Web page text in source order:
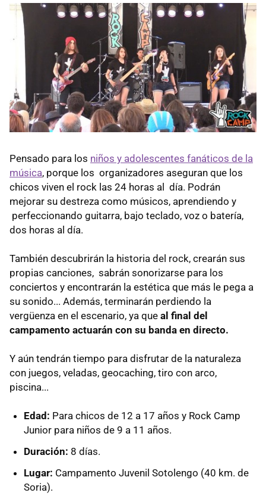
Pensado para los niños y adolescentes fanáticos de la
música, porque los organizadores aseguran que los
chicos viven el rock las 24 horas al día. Podrán
mejorar su destreza como músicos, aprendiendo y
perfeccionando guitarra, bajo teclado, voz o batería,
dos horas al día.
También descubrirán la historia del rock, crearán sus
propias canciones, sabrán sonorizarse para los
conciertos y encontrarán la estética que más le pega a
su sonido... Además, terminarán perdiendo la
vergüenza en el escenario, ya que al final del
campamento actuarán con su banda en directo.
Y aún tendrán tiempo para disfrutar de la naturaleza
con juegos, veladas, geocaching, tiro con arco,
piscina...
Edad: Para chicos de 12 a 17 años y Rock Camp
Junior para niños de 9 a 11 años.
Duración: 8 días.
Lugar: Campamento Juvenil Sotolengo (40 km. de
Soria).